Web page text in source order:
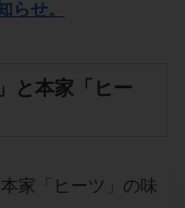
らせ。
と本家「ヒー